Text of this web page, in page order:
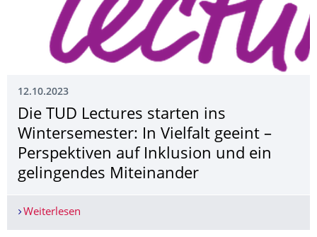
12.10.2023
Die TUD Lectures starten ins
Wintersemester: In Vielfalt geeint –
Perspektiven auf Inklusion und ein
gelingendes Miteinander
Weiterlesen